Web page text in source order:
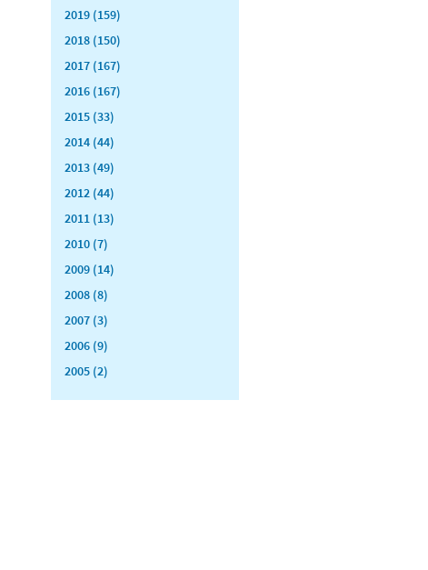
2019 (159)
2018 (150)
2017 (167)
2016 (167)
2015 (33)
2014 (44)
2013 (49)
2012 (44)
2011 (13)
2010 (7)
2009 (14)
2008 (8)
2007 (3)
2006 (9)
2005 (2)